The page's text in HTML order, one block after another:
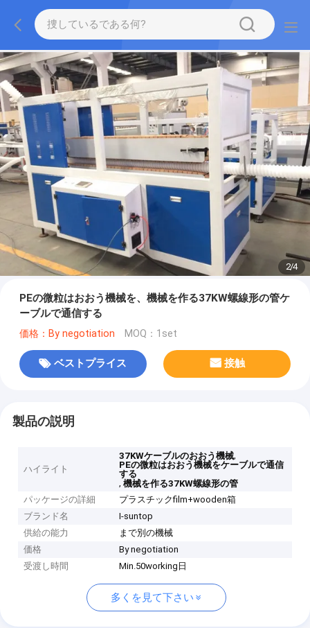
2/4
PEの微粒はおおう機械を、機械を作る37KW螺線形の管ケ
ーブルで通信する
価格：By negotiation MOQ：1set
ベストプライス 接触
製品の説明
ハイライト
37KWケーブルのおおう機械,
PEの微粒はおおう機械をケーブルで通信
する
,機械を作る37KW螺線形の管
パッケージの詳細
プラスチックfilm+wooden箱
ブランド名
I-suntop
供給の能力
まで別の機械
価格
By negotiation
受渡し時間
Min.50working日
多くを見て下さい